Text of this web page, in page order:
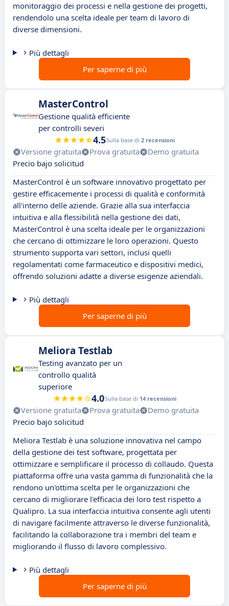
monitoraggio dei processi e nella gestione dei progetti,
rendendolo una scelta ideale per team di lavoro di
diverse dimensioni.
Più dettagli
Per saperne di più
MasterControl
Gestione qualità efficiente
per controlli severi
4.5Sulla base di 2 recensioni
Versione gratuita Prova gratuita
Demo gratuita
Precio bajo solicitud
MasterControl è un software innovativo progettato per
gestire efficacemente i processi di qualità e conformità
all'interno delle aziende. Grazie alla sua interfaccia
intuitiva e alla flessibilità nella gestione dei dati,
MasterControl è una scelta ideale per le organizzazioni
che cercano di ottimizzare le loro operazioni. Questo
strumento supporta vari settori, inclusi quelli
regolamentati come farmaceutico e dispositivi medici,
offrendo soluzioni adatte a diverse esigenze aziendali.
Più dettagli
Per saperne di più
Meliora Testlab
Testing avanzato per un
controllo qualità
superiore
4.0Sulla base di 14 recensioni
Versione gratuita Prova gratuita
Demo gratuita
Precio bajo solicitud
Meliora Testlab è una soluzione innovativa nel campo
della gestione dei test software, progettata per
ottimizzare e semplificare il processo di collaudo. Questa
piattaforma offre una vasta gamma di funzionalità che la
rendono un'ottima scelta per le organizzazioni che
cercano di migliorare l'efficacia dei loro test rispetto a
Qualipro. La sua interfaccia intuitiva consente agli utenti
di navigare facilmente attraverso le diverse funzionalità,
facilitando la collaborazione tra i membri del team e
migliorando il flusso di lavoro complessivo.
Più dettagli
Per saperne di più